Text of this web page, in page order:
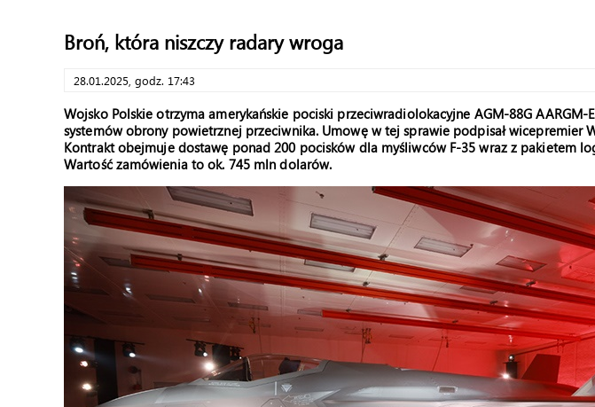
Broń, która niszczy radary wroga
28.01.2025, godz. 17:43
Wojsko Polskie otrzyma amerykańskie pociski przeciwradiolokacyjne AGM-88G AARGM-
systemów obrony powietrznej przeciwnika. Umowę w tej sprawie podpisał wicepremier
Kontrakt obejmuje dostawę ponad 200 pocisków dla myśliwców F-35 wraz z pakietem
Wartość zamówienia to ok. 745 mln dolarów.